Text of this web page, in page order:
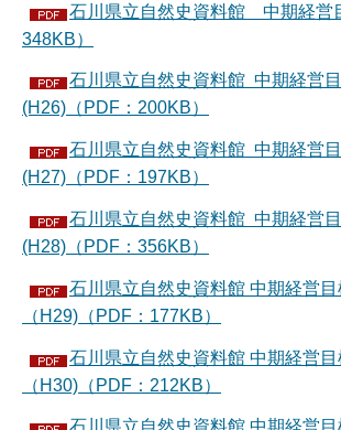
石川県立自然史資料館 中期経営
348KB）
石川県立自然史資料館 中期経営
(H26)（PDF：200KB）
石川県立自然史資料館 中期経営
(H27)（PDF：197KB）
石川県立自然史資料館 中期経営
(H28)（PDF：356KB）
石川県立自然史資料館 中期経営
（H29)（PDF：177KB）
石川県立自然史資料館 中期経営
（H30)（PDF：212KB）